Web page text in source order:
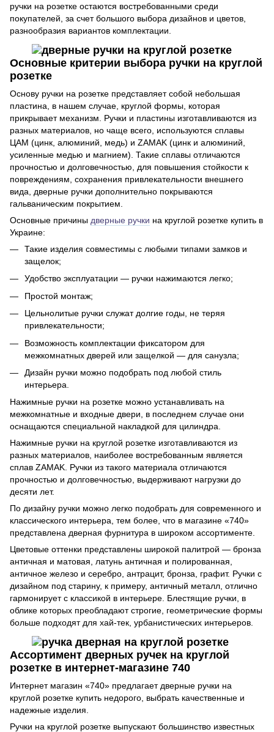
ручки на розетке остаются востребованными среди
покупателей, за счет большого выбора дизайнов и цветов,
разнообразия вариантов комплектации.
Основные критерии выбора ручки на круглой
розетке
Основу ручки на розетке представляет собой небольшая
пластина, в нашем случае, круглой формы, которая
прикрывает механизм. Ручки и пластины изготавливаются из
разных материалов, но чаще всего, используются сплавы
ЦАМ (цинк, алюминий, медь) и ZAMAK (цинк и алюминий,
усиленные медью и магнием). Такие сплавы отличаются
прочностью и долговечностью, для повышения стойкости к
повреждениям, сохранения привлекательности внешнего
вида, дверные ручки дополнительно покрываются
гальваническим покрытием.
Основные причины дверные ручки на круглой розетке купить в
Украине:
Такие изделия совместимы с любыми типами замков и
защелок;
Удобство эксплуатации — ручки нажимаются легко;
Простой монтаж;
Цельнолитые ручки служат долгие годы, не теряя
привлекательности;
Возможность комплектации фиксатором для
межкомнатных дверей или защелкой — для санузла;
Дизайн ручки можно подобрать под любой стиль
интерьера.
Нажимные ручки на розетке можно устанавливать на
межкомнатные и входные двери, в последнем случае они
оснащаются специальной накладкой для цилиндра.
Нажимные ручки на круглой розетке изготавливаются из
разных материалов, наиболее востребованным является
сплав ZAMAK. Ручки из такого материала отличаются
прочностью и долговечностью, выдерживают нагрузки до
десяти лет.
По дизайну ручки можно легко подобрать для современного и
классического интерьера, тем более, что в магазине «740»
представлена дверная фурнитура в широком ассортименте.
Цветовые оттенки представлены широкой палитрой — бронза
античная и матовая, латунь античная и полированная,
античное железо и серебро, антрацит, бронза, графит. Ручки с
дизайном под старину, к примеру, античный металл, отлично
гармонирует с классикой в интерьере. Блестящие ручки, в
облике которых преобладают строгие, геометрические формы
больше подходят для хай-тек, урбанистических интерьеров.
Ассортимент дверных ручек на круглой
розетке в интернет-магазине 740
Интернет магазин «740» предлагает дверные ручки на
круглой розетке купить недорого, выбрать качественные и
надежные изделия.
Ручки на круглой розетке выпускают большинство известных